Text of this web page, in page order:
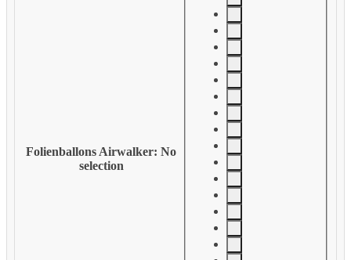
Folienballons Airwalker: No
selection